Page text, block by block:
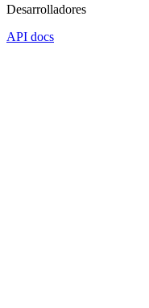
Desarrolladores
API docs